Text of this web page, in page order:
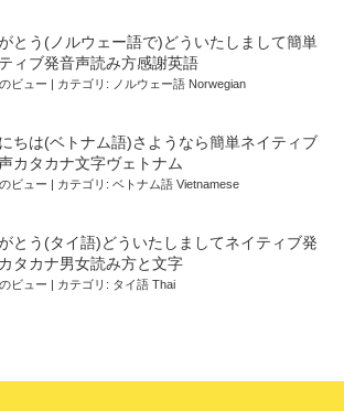
とう(ノルウェー語で)どういたしまして簡単
ィブ発音声読み方感謝英語
ビュー カテゴリ: ノルウェー語 Norwegian
ちは(ベトナム語)さようなら簡単ネイティブ
カタカナ文字ヴェトナム
ビュー カテゴリ: ベトナム語 Vietnamese
とう(タイ語)どういたしましてネイティブ発
タカナ男女読み方と文字
ビュー カテゴリ: タイ語 Thai